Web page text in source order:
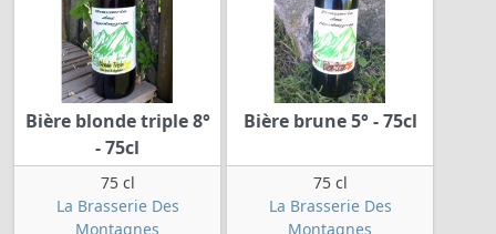
Bière blonde triple 8°
- 75cl
75 cl
La Brasserie Des
Montagnes
Bière brune 5° - 75cl
75 cl
La Brasserie Des
Montagnes